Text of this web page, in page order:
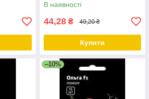
В наявності
44,28 ₴ 49,20 ₴
Купити
–10%